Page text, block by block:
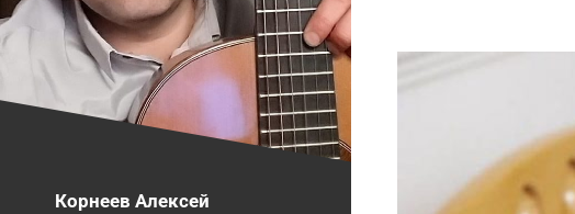
Корнеев Алексей